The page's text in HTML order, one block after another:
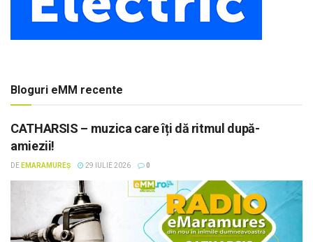
Bloguri eMM recente
CATHARSIS – muzica care îți dă ritmul după-
amiezii!
DE EMARAMUREȘ 29 IULIE 2026 0